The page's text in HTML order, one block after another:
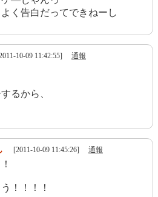
く告白だってできねーし
10-09 11:42:55] 通報
るから、
[2011-10-09 11:45:26] 通報
！！！！